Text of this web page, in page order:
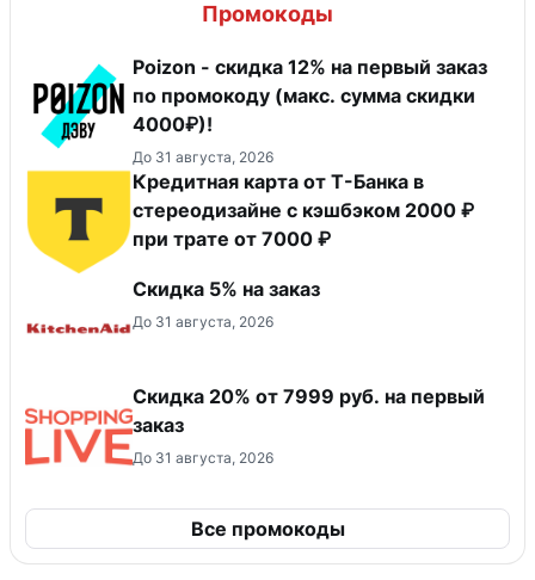
Промокоды
Poizon - скидка 12% на первый заказ
по промокоду (макс. сумма скидки
4000₽)!
До 31 августа, 2026
Кредитная карта от Т-Банка в
стереодизайне с кэшбэком 2000 ₽
при трате от 7000 ₽
Скидка 5% на заказ
До 31 августа, 2026
Скидка 20% от 7999 руб. на первый
заказ
До 31 августа, 2026
Все промокоды